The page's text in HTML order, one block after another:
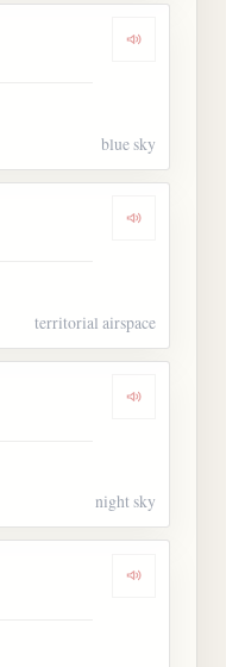
Dengarkan
blue sky
Dengarkan
territorial airspace
Dengarkan
night sky
Dengarkan